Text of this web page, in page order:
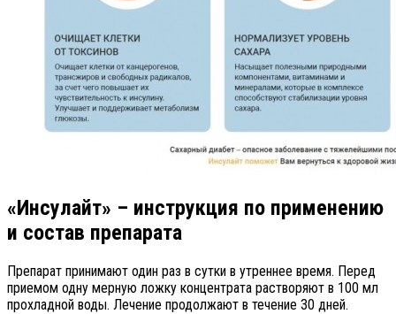
«Инсулайт» – инструкция по применению
и состав препарата
Препарат принимают один раз в сутки в утреннее время. Перед
приемом одну мерную ложку концентрата растворяют в 100 мл
прохладной воды. Лечение продолжают в течение 30 дней.